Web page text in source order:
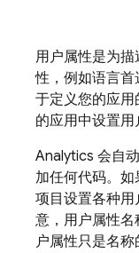
用户属性是为
性，例如语言
于定义您的应用
的应用中设置用
Analytics 会自
加任何代码。
项目设置各种
意，用户属性
户属性只是名